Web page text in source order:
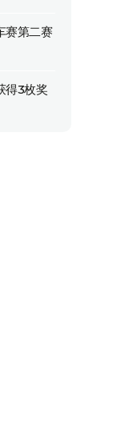
赛第二赛
得3枚奖